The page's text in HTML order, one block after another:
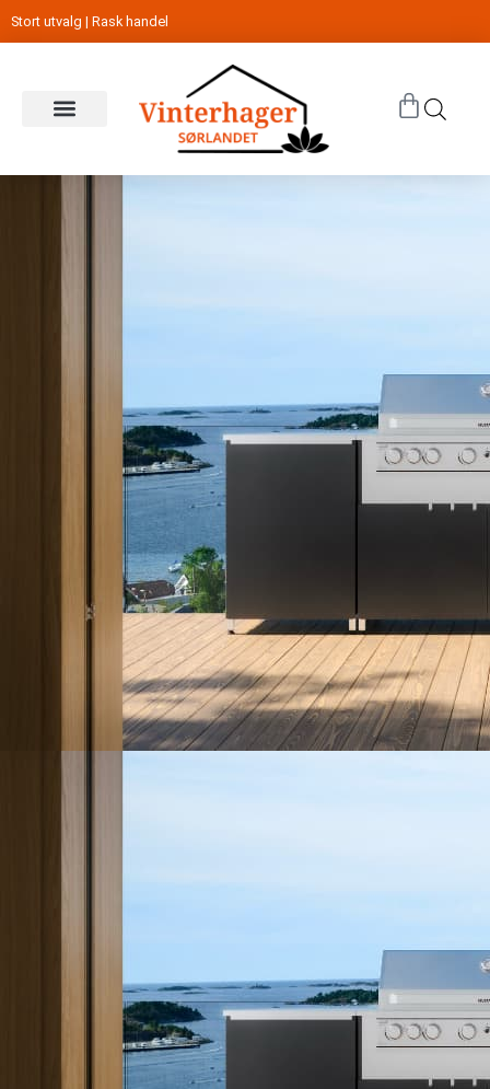
Stort utvalg | Rask handel